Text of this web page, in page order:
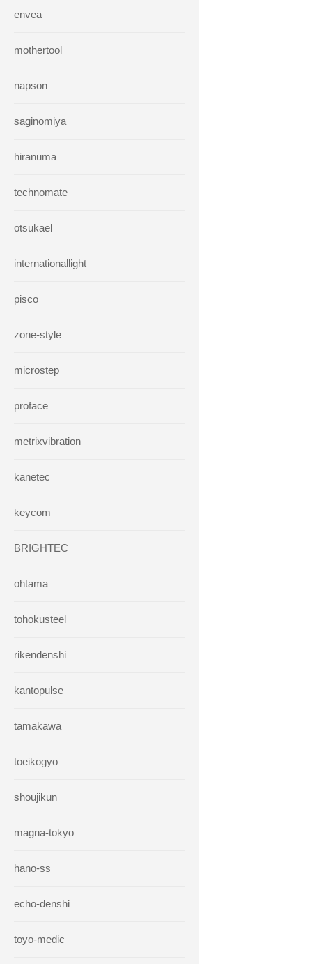
envea
mothertool
napson
saginomiya
hiranuma
technomate
otsukael
internationallight
pisco
zone-style
microstep
proface
metrixvibration
kanetec
keycom
BRIGHTEC
ohtama
tohokusteel
rikendenshi
kantopulse
tamakawa
toeikogyo
shoujikun
magna-tokyo
hano-ss
echo-denshi
toyo-medic